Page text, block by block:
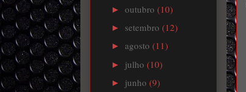
► outubro (10)
► setembro (12)
► agosto (11)
► julho (10)
► junho (9)